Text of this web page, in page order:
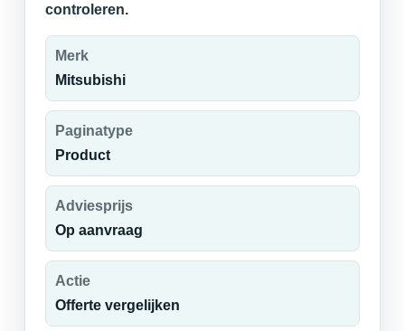
controleren.
Merk
Mitsubishi
Paginatype
Product
Adviesprijs
Op aanvraag
Actie
Offerte vergelijken